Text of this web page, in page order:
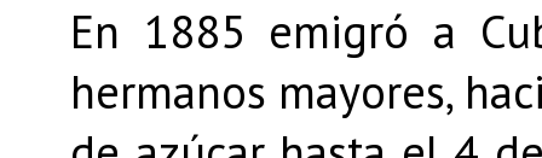
En 1885 emigró a
hermanos mayores,